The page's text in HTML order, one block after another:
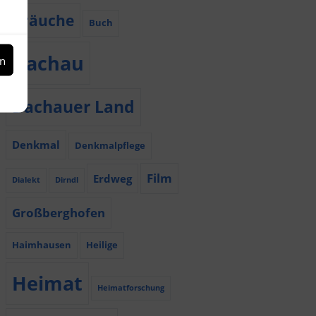
Bräuche Buch
Dachau
Dachauer Land
Denkmal Denkmalpflege
Dialekt Dirndl Erdweg Film
Großberghofen
Haimhausen Heilige
Heimat Heimatforschung